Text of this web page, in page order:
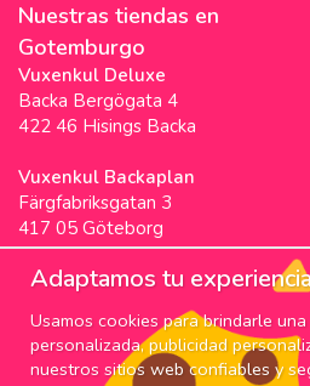
Nuestras tiendas en
Gotemburgo
Vuxenkul Deluxe
Backa Bergögata 4
422 46 Hisings Backa
Vuxenkul Backaplan
Färgfabriksgatan 3
417 05 Göteborg
Vuxenkul Stigscenter
Backa Bergögata 2
422 46 Hisings Backa
Horarios & Info
Adaptamos tu
Usamos cookies para brindarle
personalizada, publicidad
nuestros sitios web confiables y